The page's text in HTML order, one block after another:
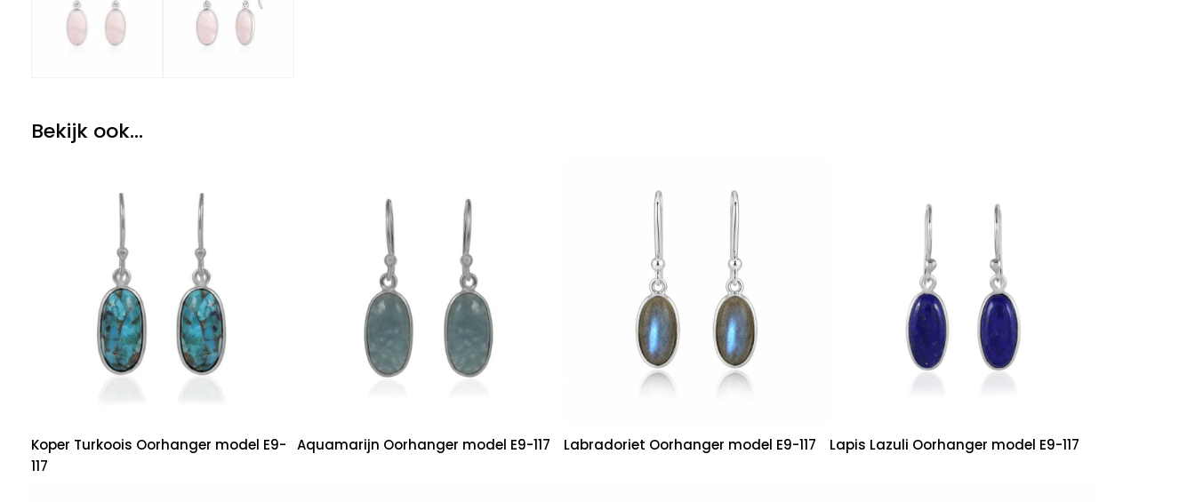
Bekijk ook...
Koper Turkoois Oorhanger model E9-
117
Aquamarijn Oorhanger model E9-117 Labradoriet Oorhanger model E9-117 Lapis Lazuli Oorhanger model E9-117